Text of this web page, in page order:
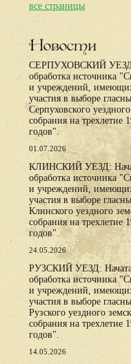
все страницы
Новости
СЕРПУХОВСКИЙ УЕЗД:
обработка источника
и учреждений,
участия в выборе
Серпуховского
собрания на трехлетие
годов".
01.07.2026
КЛИНСКИЙ УЕЗД:
обработка источника
и учреждений,
участия в выборе
Клинского уездного
собрания на трехлетие
годов".
24.05.2026
РУЗСКИЙ УЕЗД:
обработка источника
и учреждений,
участия в выборе
Рузского уездного
собрания на трехлетие
годов".
14.05.2026